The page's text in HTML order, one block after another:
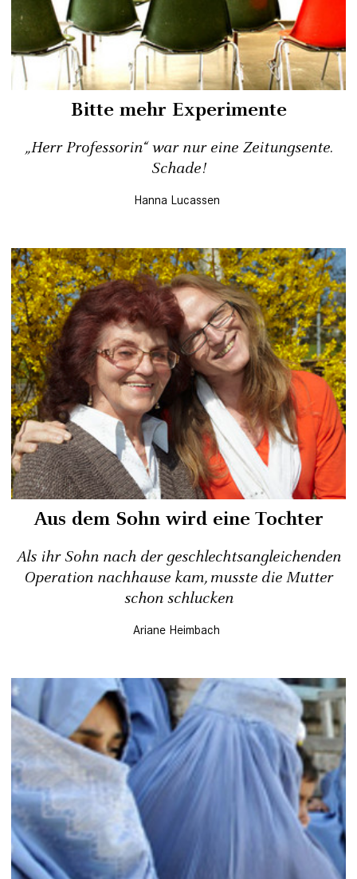
Bitte mehr Experimente
„Herr Professorin“ war nur eine Zeitungsente.
Schade!
Hanna Lucassen
Aus dem Sohn wird eine Tochter
Als ihr Sohn nach der geschlechtsangleichenden
Operation nachhause kam, musste die Mutter
schon schlucken
Ariane Heimbach